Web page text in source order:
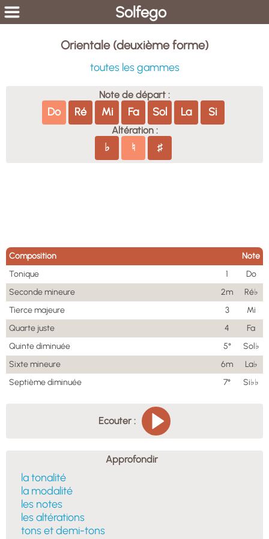
Solfego
Orientale (deuxième forme)
toutes les gammes
Note de départ :
Do Ré Mi Fa Sol La Si
Altération :
♭ ♮ ♯
Composition
Note
Tonique
1
Do
Seconde mineure
2m
Ré♭
Tierce majeure
3
Mi
Quarte juste
4
Fa
Quinte diminuée
5°
Sol♭
Sixte mineure
6m
La♭
Septième diminuée
7° Si♭♭
Ecouter :
Approfondir
la tonalité
la modalité
les notes
les altérations
tons et demi-tons